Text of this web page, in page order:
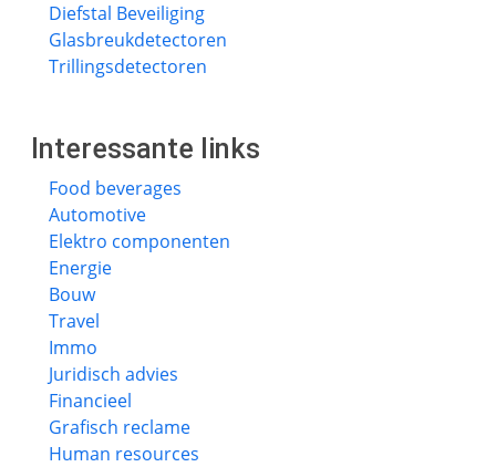
Diefstal Beveiliging
Glasbreukdetectoren
Trillingsdetectoren
Interessante links
Food beverages
Automotive
Elektro componenten
Energie
Bouw
Travel
Immo
Juridisch advies
Financieel
Grafisch reclame
Human resources